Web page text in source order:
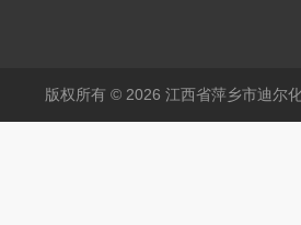
版权所有 © 2026 江西省萍乡市迪尔